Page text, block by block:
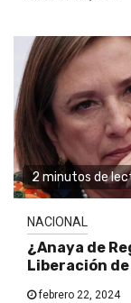
2 minutos de
NACIONAL
¿Anaya de
Liberación
febrero 22, 2024